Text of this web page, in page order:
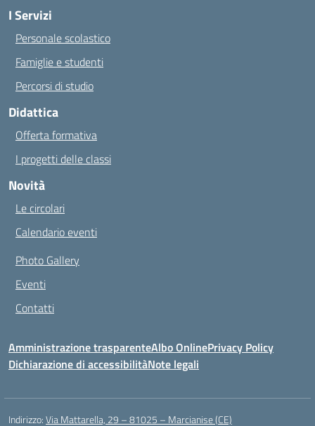
I Servizi
Personale scolastico
Famiglie e studenti
Percorsi di studio
Didattica
Offerta formativa
I progetti delle classi
Novità
Le circolari
Calendario eventi
Photo Gallery
Eventi
Contatti
Amministrazione trasparenteAlbo OnlinePrivacy Policy
Dichiarazione di accessibilitàNote legali
Indirizzo:Via Mattarella, 29 – 81025 – Marcianise (CE)